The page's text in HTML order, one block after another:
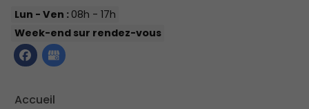
Lun - Ven : 08h - 17h
Week-end sur rendez-vous
Accueil